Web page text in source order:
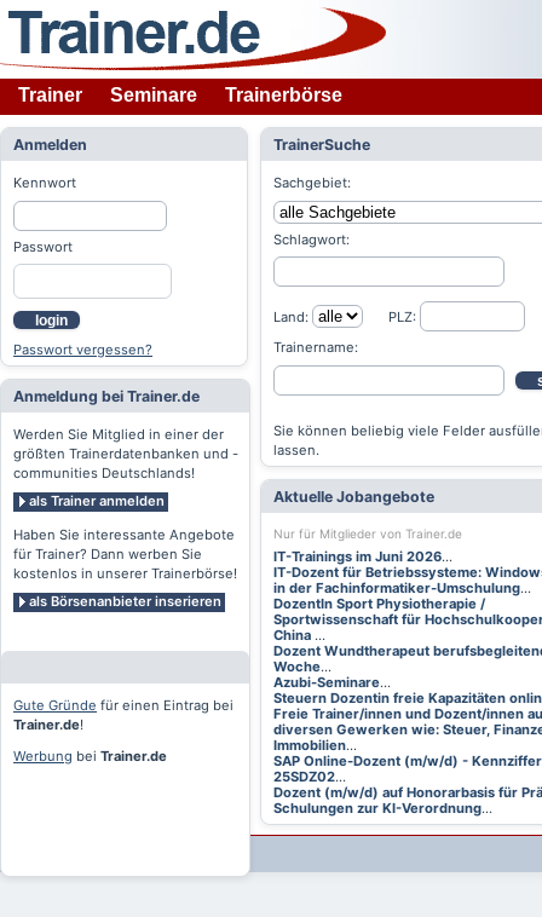
Trainer Seminare Trainerbörse
Anmelden
Kennwort
Passwort
login
Passwort vergessen?
Anmeldung bei Trainer.de
Werden Sie Mitglied in einer der
größten Trainerdatenbanken und -
communities Deutschlands!
als Trainer anmelden
Haben Sie interessante Angebote
für Trainer? Dann werben Sie
kostenlos in unserer Trainerbörse!
als Börsenanbieter inserieren
Gute Gründe für einen Eintrag bei
Trainer.de!
Werbung bei Trainer.de
TrainerSuche
Sachgebiet:
Schlagwort:
Land:
PLZ:
Trainername:
Sie können beliebig viele Felder
lassen.
Aktuelle Jobangebote
Nur für Mitglieder von Trainer.de
IT-Trainings im Juni 2026...
IT-Dozent für Betriebssysteme:
in der Fachinformatiker-Umschulung...
DozentIn Sport Physiotherapie /
Sportwissenschaft für
China ...
Dozent Wundtherapeut
Woche...
Azubi-Seminare...
Steuern Dozentin freie Kapazitäten
Freie Trainer/innen und Dozent/innen
diversen Gewerken wie: Steuer,
Immobilien...
SAP Online-Dozent (m/w/d) -
25SDZ02...
Dozent (m/w/d) auf Honorarbasis für
Schulungen zur KI-Verordnung...